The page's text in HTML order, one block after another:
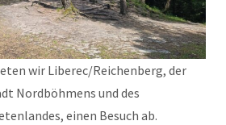
wir Liberec/Reichenberg, der
Nordböhmens und des
einen Besuch ab.